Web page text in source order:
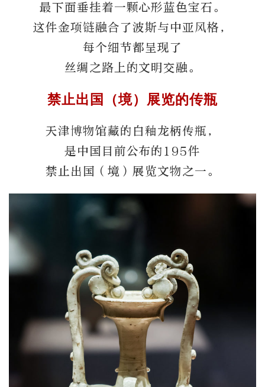
最下面垂挂着一颗心形蓝色宝石。
这件金项链融合了波斯与中亚风格，
每个细节都呈现了
丝绸之路上的文明交融。
禁止出国（境）展览的传瓶
天津博物馆藏的白釉龙柄传瓶，
是中国目前公布的195件
禁止出国（境）展览文物之一。